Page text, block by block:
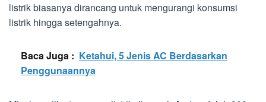
listrik biasanya dirancang untuk mengurangi konsumsi
listrik hingga setengahnya.
Baca Juga : Ketahui, 5 Jenis AC Berdasarkan
Penggunaannya